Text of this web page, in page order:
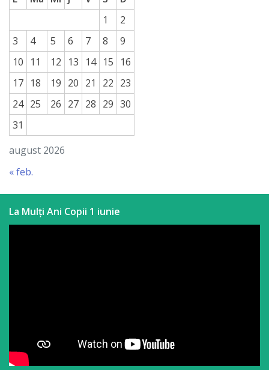
paginii
web
Contacte
august 2026
1
2
3
4 5 6 7 8
9
10
11 12 13 14 15
16
17 18 19 20 21 22 23
24 25 26 27 28 29 30
31
« feb.
La Mulți Ani Copii 1 iunie